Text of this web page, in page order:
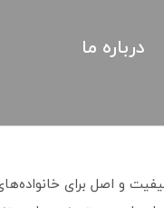
درباره ما
و اصل برای